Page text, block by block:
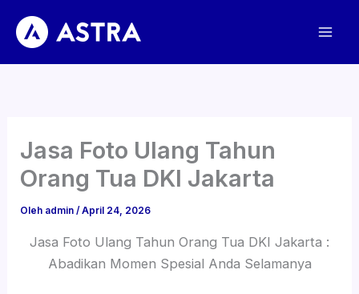
konten
Jasa Foto Ulang Tahun
Orang Tua DKI Jakarta
Oleh admin/April 24, 2026
Jasa Foto Ulang Tahun Orang Tua DKI Jakarta :
Abadikan Momen Spesial Anda Selamanya